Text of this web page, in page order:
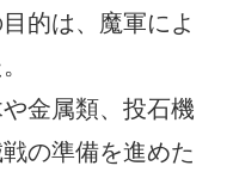
的は、魔軍によ
金属類、投石機
の準備を進めた